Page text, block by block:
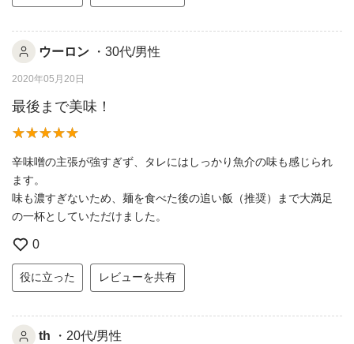
ウーロン ・30代/男性
2020年05月20日
最後まで美味！
辛味噌の主張が強すぎず、タレにはしっかり魚介の味も感じられ
ます。
味も濃すぎないため、麺を食べた後の追い飯（推奨）まで大満足
の一杯としていただけました。
0
役に立った レビューを共有
th ・20代/男性